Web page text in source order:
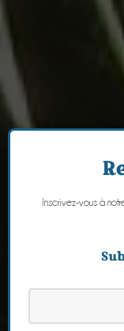
Inscrivez-vous à